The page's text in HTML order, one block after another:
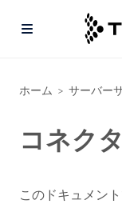
ホーム > サーバー
コネクタ
このドキュメン